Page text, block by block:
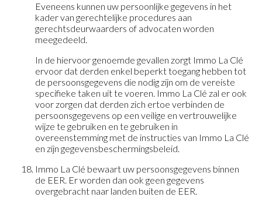
Eveneens kunnen uw persoonlijke gegevens in het
kader van gerechtelijke procedures aan
gerechtsdeurwaarders of advocaten worden
meegedeeld.
In de hiervoor genoemde gevallen zorgt Immo La Clé
ervoor dat derden enkel beperkt toegang hebben tot
de persoonsgegevens die nodig zijn om de vereiste
specifieke taken uit te voeren. Immo La Clé zal er ook
voor zorgen dat derden zich ertoe verbinden de
persoonsgegevens op een veilige en vertrouwelijke
wijze te gebruiken en te gebruiken in
overeenstemming met de instructies van Immo La Clé
en zijn gegevensbeschermingsbeleid.
Immo La Clé bewaart uw persoonsgegevens binnen
de EER. Er worden dan ook geen gegevens
overgebracht naar landen buiten de EER.